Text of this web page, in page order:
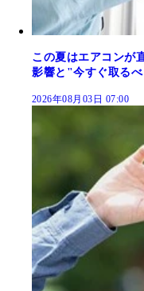
この夏はエアコンが
影響と"今すぐ取る
2026年08月03日 07:00